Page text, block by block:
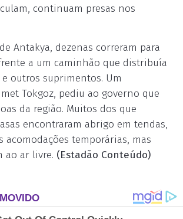
continuam presas nos
Antakya, dezenas correram para
a um caminhão que distribuía
outros suprimentos. Um
Tokgoz, pediu ao governo que
da região. Muitos dos que
encontraram abrigo em tendas,
acomodações temporárias, mas
ao ar livre. (Estadão Conteúdo)